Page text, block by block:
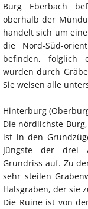
Burg Eberbach
oberhalb der
handelt sich um
die Nord-Süd-
befinden, folglich
wurden durch
Sie weisen alle
Hinterburg
Die nördlichste
ist in den
Jüngste der drei
Grundriss auf. Zu
sehr steilen
Halsgraben, der sie
Die Ruine ist von